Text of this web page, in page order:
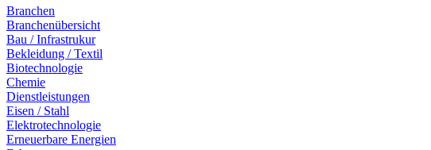
Branchen
Branchenübersicht
Bau / Infrastrukur
Bekleidung / Textil
Biotechnologie
Chemie
Dienstleistungen
Eisen / Stahl
Elektrotechnologie
Erneuerbare Energien